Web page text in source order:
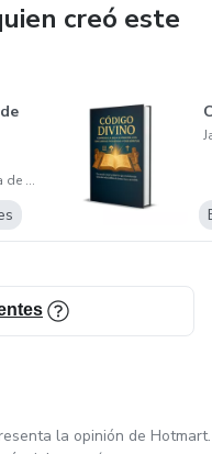
creó este
Janderson da Silva de Oliveira
la opinión de Hotmart.